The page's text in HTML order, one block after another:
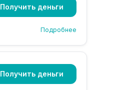
Получить деньги
Подробнее
Получить деньги